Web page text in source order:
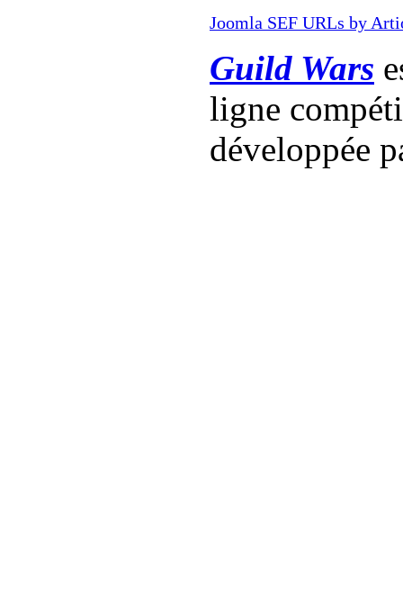
Joomla SEF URLs by
Guild Wars
ligne
développée